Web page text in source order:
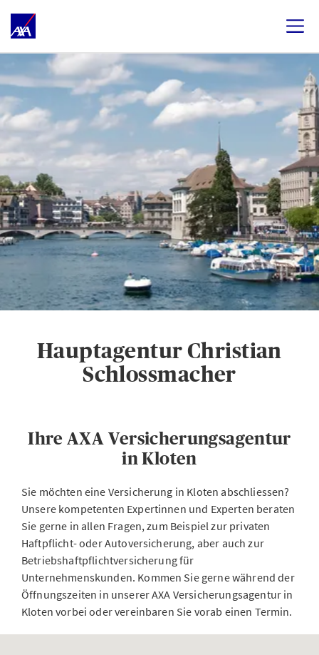
Hauptagentur Christian
Schlossmacher
Ihre AXA Versicherungsagentur
in Kloten
Sie möchten eine Versicherung in Kloten abschliessen?
Unsere kompetenten Expertinnen und Experten beraten
Sie gerne in allen Fragen, zum Beispiel zur privaten
Haftpflicht- oder Autoversicherung, aber auch zur
Betriebshaftpflichtversicherung für
Unternehmenskunden. Kommen Sie gerne während der
Öffnungszeiten in unserer AXA Versicherungsagentur in
Kloten vorbei oder vereinbaren Sie vorab einen Termin.